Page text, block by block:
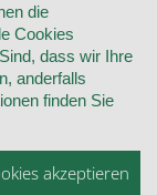
die
Cookies
dass wir Ihre
anderfalls
finden Sie
akzeptieren